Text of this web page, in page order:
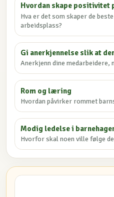
Hvordan skape positivitet
Hva er det som skaper de
arbeidsplass?
Gi anerkjennelse slik at
Anerkjenn dine
Rom og læring
Hvordan påvirker rommet
Modig ledelse i
Hvorfor skal noen ville følge